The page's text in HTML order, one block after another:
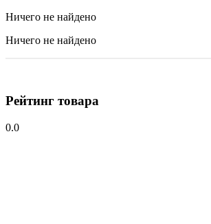
Ничего не найдено
Ничего не найдено
Рейтинг товара
0.0